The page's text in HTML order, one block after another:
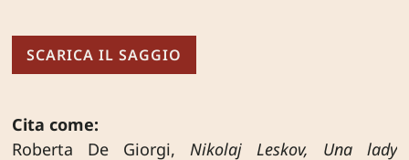
SCARICA IL SAGGIO
Cita come:
Roberta De Giorgi, Nikolaj Leskov, Una lady